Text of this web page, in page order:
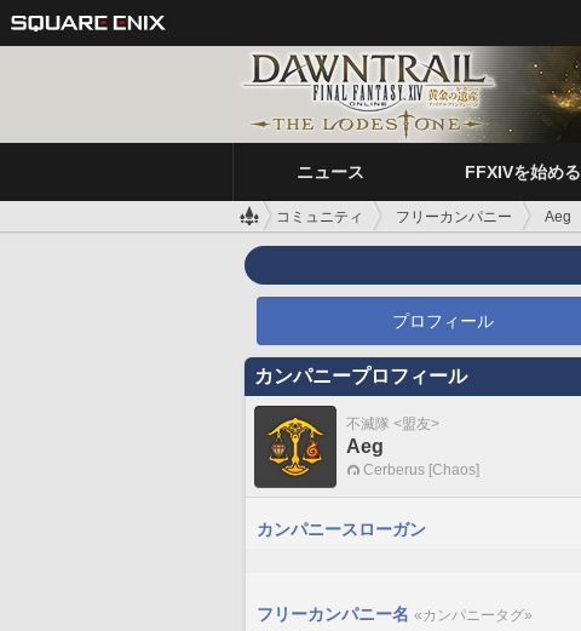
ニュース FFXIVを始める
コミュニティ フリーカンパニー Aeg
プロフィール
カンパニープロフィール
不滅隊 <盟友>
Aeg
Cerberus [Chaos]
カンパニースローガン
フリーカンパニー名 «カンパニータグ»